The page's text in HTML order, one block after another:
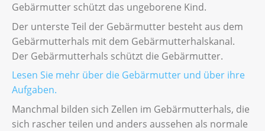
Gebärmutter schützt das ungeborene Kind.
Der unterste Teil der Gebärmutter besteht aus dem
Gebärmutterhals mit dem Gebärmutterhalskanal.
Der Gebärmutterhals schützt die Gebärmutter.
Lesen Sie mehr über die Gebärmutter und über ihre
Aufgaben.
Manchmal bilden sich Zellen im Gebärmutterhals, die
sich rascher teilen und anders aussehen als normale